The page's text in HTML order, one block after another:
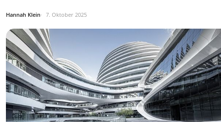
Hannah Klein 7. Oktober 2025